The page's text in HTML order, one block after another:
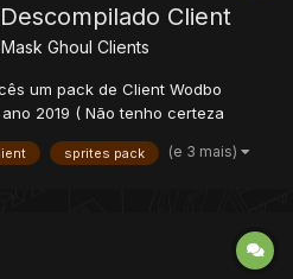
Client
Mask Ghoul Clients
um pack de Client Wodbo
2019 ( Não tenho certeza
gostam.
sprites pack (e 3 mais)